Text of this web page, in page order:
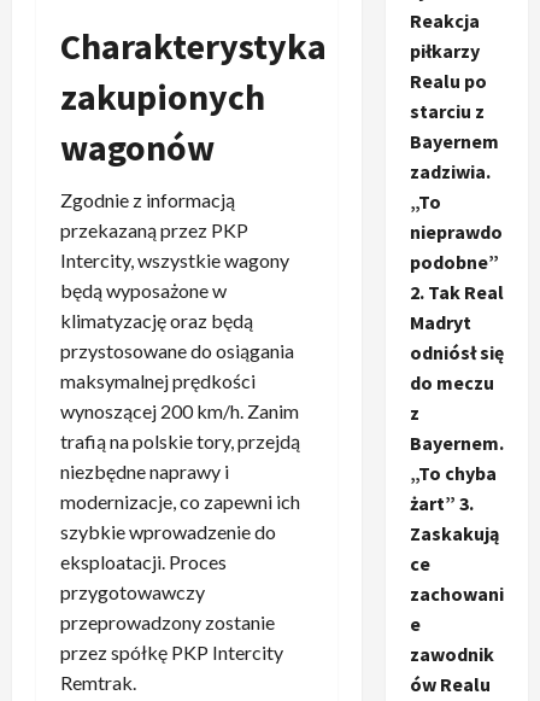
Charakterystyka
zakupionych
wagonów
Zgodnie z informacją
przekazaną przez PKP
Intercity, wszystkie wagony
będą wyposażone w
klimatyzację oraz będą
przystosowane do osiągania
maksymalnej prędkości
wynoszącej 200 km/h. Zanim
trafią na polskie tory, przejdą
niezbędne naprawy i
modernizacje, co zapewni ich
szybkie wprowadzenie do
eksploatacji. Proces
przygotowawczy
przeprowadzony zostanie
przez spółkę PKP Intercity
Remtrak.
Reakcja
piłkarzy
Realu po
starciu z
Bayernem
zadziwia.
„To
nieprawdo
podobne”
2. Tak Real
Madryt
odniósł się
do meczu
z
Bayernem.
„To chyba
żart” 3.
Zaskakują
ce
zachowani
e
zawodnik
ów Realu